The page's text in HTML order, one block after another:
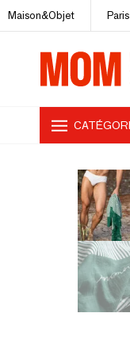
Maison&Objet